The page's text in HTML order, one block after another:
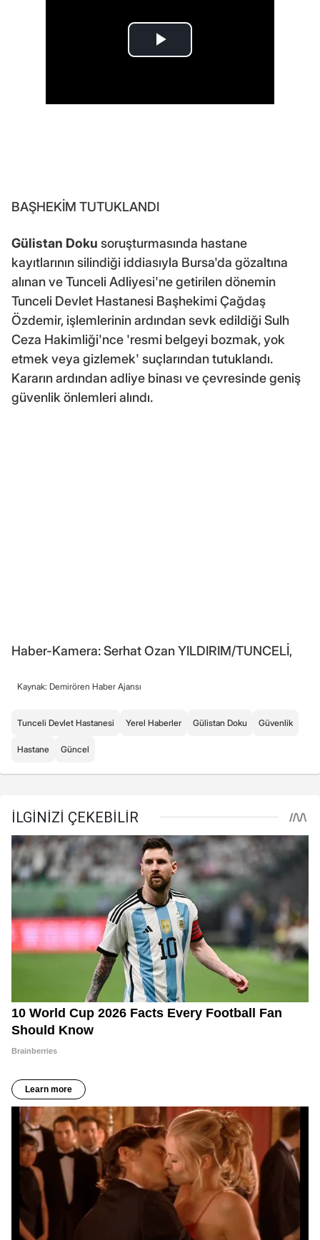
BAŞHEKİM TUTUKLANDI
Gülistan Doku soruşturmasında hastane
kayıtlarının silindiği iddiasıyla Bursa'da gözaltına
alınan ve Tunceli Adliyesi'ne getirilen dönemin
Tunceli Devlet Hastanesi Başhekimi Çağdaş
Özdemir, işlemlerinin ardından sevk edildiği Sulh
Ceza Hakimliği'nce 'resmi belgeyi bozmak, yok
etmek veya gizlemek' suçlarından tutuklandı.
Kararın ardından adliye binası ve çevresinde geniş
güvenlik önlemleri alındı.
Haber-Kamera: Serhat Ozan YILDIRIM/TUNCELİ,
Kaynak: Demirören Haber Ajansı
Tunceli Devlet Hastanesi Yerel Haberler Gülistan Doku Güvenlik
Hastane Güncel